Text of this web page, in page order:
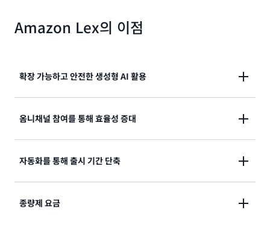
Amazon Lex의 이점
확장 가능하고 안전한 생성형 AI 활용
축하세요. Amazon Lex는 AI 챗봇을 빌드, 게시, 배포,
모니터링할 수 있는 사용하기 쉽고 안전하며 확장 가능
한 엔드-투-엔드 솔루션을 제공합니다. 생성형 AI의 강력
한 기능을 활용하여 사용자가 음성 및 자연어 상호 작용
을 통해 태스크를 완료할 수 있도록 합니다. 사용자에게
애플리케이션 및 시스템과 상호 작용하는 방식에 대한
더 많은 옵션을 제공합니다.
옴니채널 참여를 통해 효율성 증대
은 모바일 디바이스 및 채팅 서비스에 텍스트 및 음성 AI
챗봇을 배포하세요. Amazon Lex는 AWS의 AI 기반 클
통합되므로 채팅이나 전화를 비롯한 채널 전반에서 옴니
자동화를 통해 출시 기간 단축
수 있습니다. 자연어 설명을 제공하여 필요에 따라 기준
종량제 요금